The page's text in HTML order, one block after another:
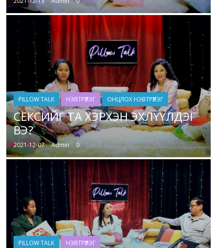
PILLOW TALK НЭВТРҮҮЛЭГ ОНЦЛОХ НЭВТРҮҮЛЭГ
СЕКСИЙГ ТА ХЭРХЭН ЭХЛҮҮЛДЭГ
ВЭ?
2021-12-07 Admin 0
PILLOW TALK НЭВТРҮҮЛЭГ